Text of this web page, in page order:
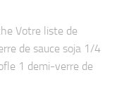
Votre liste de
de sauce soja 1/4
1 demi-verre de